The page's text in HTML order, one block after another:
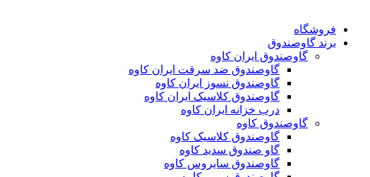
فروشگاه
برند گاوصندوق
گاوصندوق ایران کاوه
گاوصندوق ضد سرقت ایران کاوه
گاوصندوق نسوز ایران کاوه
گاوصندوق کلاسیک ایران کاوه
درب خزانه ایران کاوه
گاوصندوق کاوه
گاوصندوق کلاسیک کاوه
گاو صندوق سدید کاوه
گاوصندوق سایروس کاوه